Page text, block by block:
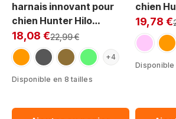
harnais innovant pour
chien Hunter Hilo
Comfort
Exclu Web:
18,08 €Prix normal
22,99 €
orangegris anthracite
marronvert citron
+4
Disponible en 8 tailles
chien
Comfort
Exclu Web:
19,78 €
rose
Disponible